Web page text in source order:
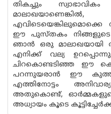
തികച്ചും
എവിടെയെങ്കിലുമൊക്കെ
ഈ പുസ്തകം
ഞാൻ ഒരു മാലാഖയായി
എനിക്ക് വല്യ
ചിറകൊണ്ടടിഞ്ഞ ഈ
പറന്നുയരാൻ ഈ
എത്തിനോട്ടം
അതുകൊണ്ട്,
അധ്യായം കൂടെ